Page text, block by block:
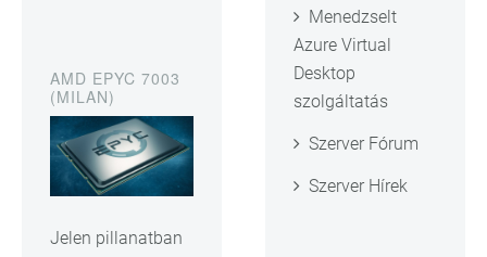
AMD EPYC 7003
(MILAN)
Jelen pillanatban
Menedzselt
Azure Virtual
Desktop
szolgáltatás
Szerver Fórum
Szerver Hírek